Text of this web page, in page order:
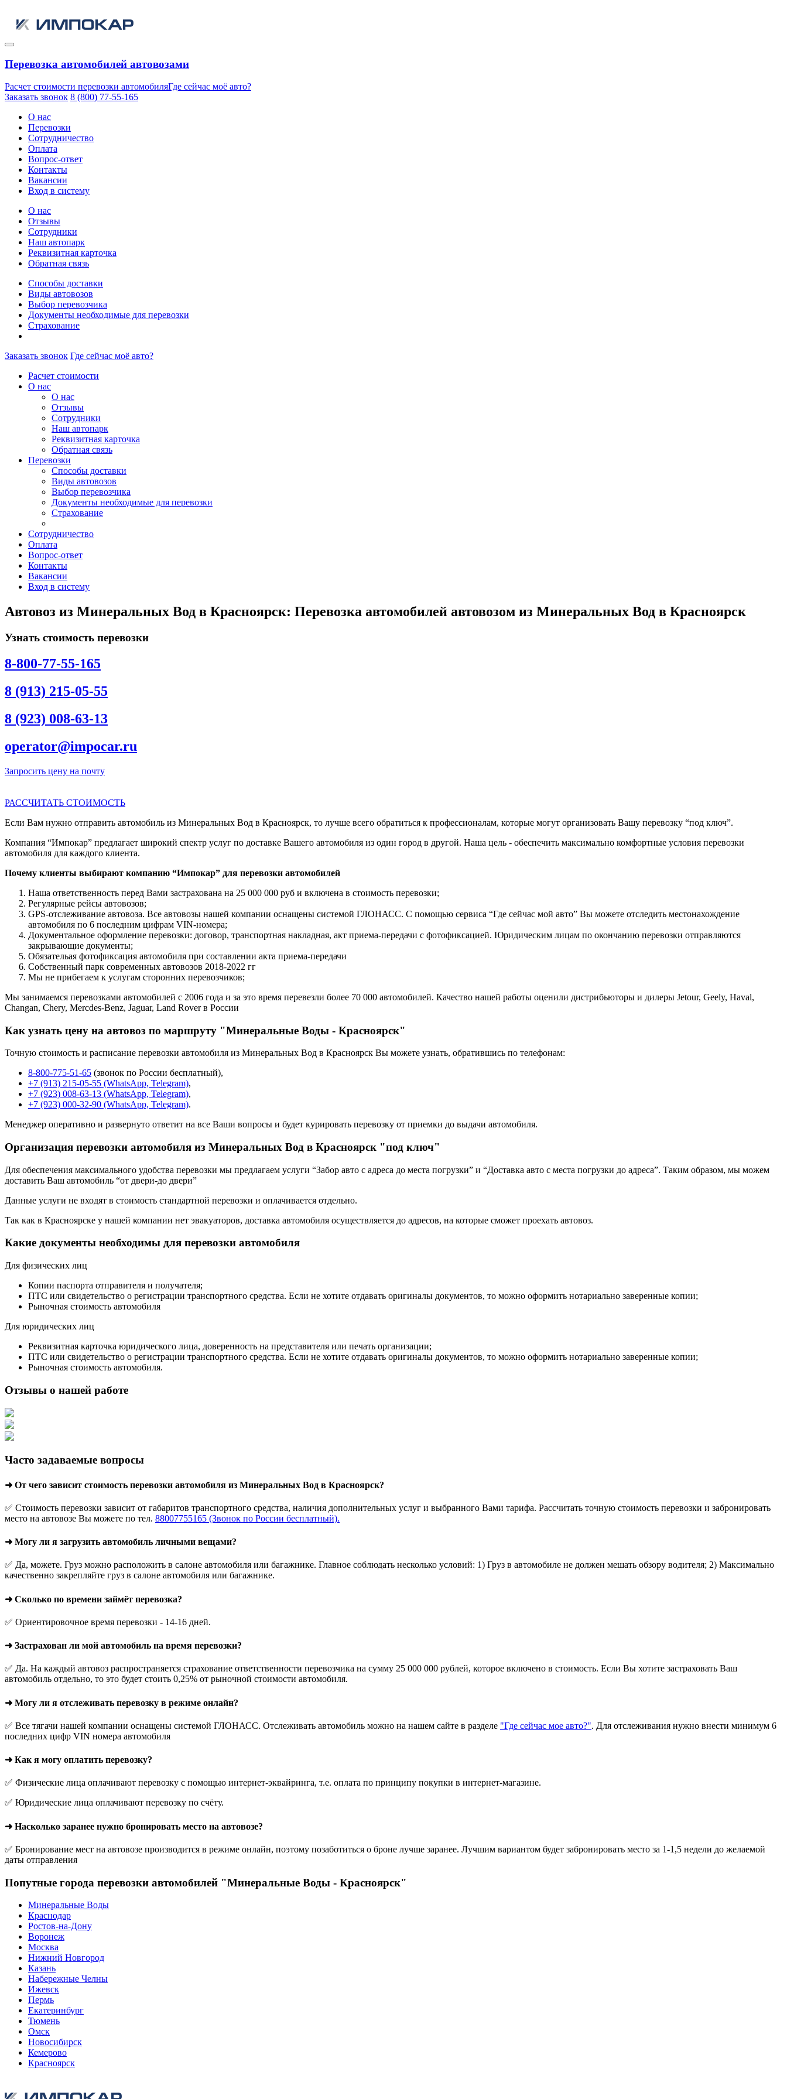
Перевозка автомобилей автовозами
Расчет стоимости перевозки автомобиляГде сейчас моё авто?
Заказать звонок 8 (800) 77-55-165
О нас
Перевозки
Сотрудничество
Оплата
Вопрос-ответ
Контакты
Вакансии
Вход в систему
О нас
Отзывы
Сотрудники
Наш автопарк
Реквизитная карточка
Обратная связь
Способы доставки
Виды автовозов
Выбор перевозчика
Документы необходимые для перевозки
Страхование
Заказать звонок Где сейчас моё авто?
Расчет стоимости
О нас
О нас
Отзывы
Сотрудники
Наш автопарк
Реквизитная карточка
Обратная связь
Перевозки
Способы доставки
Виды автовозов
Выбор перевозчика
Документы необходимые для перевозки
Страхование
Сотрудничество
Оплата
Вопрос-ответ
Контакты
Вакансии
Вход в систему
Автовоз из Минеральных Вод в Красноярск: Перевозка автомобилей автовозом из Минеральных Вод в Красноярск
Узнать стоимость перевозки
8-800-77-55-165
8 (913) 215-05-55
8 (923) 008-63-13
operator@impocar.ru
Запросить цену на почту
РАССЧИТАТЬ СТОИМОСТЬ
Если Вам нужно отправить автомобиль из Минеральных Вод в Красноярск, то лучше всего обратиться к профессионалам, которые могут организовать Вашу перевозку “под ключ”.
Компания “Импокар” предлагает широкий спектр услуг по доставке Вашего автомобиля из один город в другой. Наша цель - обеспечить максимально комфортные условия перевозки
автомобиля для каждого клиента.
Почему клиенты выбирают компанию “Импокар” для перевозки автомобилей
Наша ответственность перед Вами застрахована на 25 000 000 руб и включена в стоимость перевозки;
Регулярные рейсы автовозов;
GPS-отслеживание автовоза. Все автовозы нашей компании оснащены системой ГЛОНАСС. С помощью сервиса “Где сейчас мой авто” Вы можете отследить местонахождение
автомобиля по 6 последним цифрам VIN-номера;
Документальное оформление перевозки: договор, транспортная накладная, акт приема-передачи с фотофиксацией. Юридическим лицам по окончанию перевозки отправляются
закрывающие документы;
Обязательая фотофиксация автомобиля при составлении акта приема-передачи
Собственный парк современных автовозов 2018-2022 гг
Мы не прибегаем к услугам сторонних перевозчиков;
Мы занимаемся перевозками автомобилей с 2006 года и за это время перевезли более 70 000 автомобилей. Качество нашей работы оценили дистрибьюторы и дилеры Jetour, Geely, Haval,
Changan, Chery, Mercdes-Benz, Jaguar, Land Rover в России
Как узнать цену на автовоз по маршруту "Минеральные Воды - Красноярск"
Точную стоимость и расписание перевозки автомобиля из Минеральных Вод в Красноярск Вы можете узнать, обратившись по телефонам:
8-800-775-51-65 (звонок по России бесплатный),
+7 (913) 215-05-55 (WhatsApp, Telegram),
+7 (923) 008-63-13 (WhatsApp, Telegram),
+7 (923) 000-32-90 (WhatsApp, Telegram).
Менеджер оперативно и развернуто ответит на все Ваши вопросы и будет курировать перевозку от приемки до выдачи автомобиля.
Организация перевозки автомобиля из Минеральных Вод в Красноярск "под ключ"
Для обеспечения максимального удобства перевозки мы предлагаем услуги “Забор авто с адреса до места погрузки” и “Доставка авто с места погрузки до адреса”. Таким образом, мы можем
доставить Ваш автомобиль “от двери-до двери”
Данные услуги не входят в стоимость стандартной перевозки и оплачивается отдельно.
Так как в Красноярске у нашей компании нет эвакуаторов, доставка автомобиля осуществляется до адресов, на которые сможет проехать автовоз.
Какие документы необходимы для перевозки автомобиля
Для физических лиц
Копии паспорта отправителя и получателя;
ПТС или свидетельство о регистрации транспортного средства. Если не хотите отдавать оригиналы документов, то можно оформить нотариально заверенные копии;
Рыночная стоимость автомобиля
Для юридических лиц
Реквизитная карточка юридического лица, доверенность на представителя или печать организации;
ПТС или свидетельство о регистрации транспортного средства. Если не хотите отдавать оригиналы документов, то можно оформить нотариально заверенные копии;
Рыночная стоимость автомобиля.
Отзывы о нашей работе
Часто задаваемые вопросы
➜ От чего зависит стоимость перевозки автомобиля из Минеральных Вод в Красноярск?
✅ Стоимость перевозки зависит от габаритов транспортного средства, наличия дополнительных услуг и выбранного Вами тарифа. Рассчитать точную стоимость перевозки и забронировать
место на автовозе Вы можете по тел. 88007755165 (Звонок по России бесплатный).
➜ Могу ли я загрузить автомобиль личными вещами?
✅ Да, можете. Груз можно расположить в салоне автомобиля или багажнике. Главное соблюдать несколько условий: 1) Груз в автомобиле не должен мешать обзору водителя; 2) Максимально
качественно закрепляйте груз в салоне автомобиля или багажнике.
➜ Сколько по времени займёт перевозка?
✅ Ориентировочное время перевозки - 14-16 дней.
➜ Застрахован ли мой автомобиль на время перевозки?
✅ Да. На каждый автовоз распространяется страхование ответственности перевозчика на сумму 25 000 000 рублей, которое включено в стоимость. Если Вы хотите застраховать Ваш
автомобиль отдельно, то это будет стоить 0,25% от рыночной стоимости автомобиля.
➜ Могу ли я отслеживать перевозку в режиме онлайн?
✅ Все тягачи нашей компании оснащены системой ГЛОНАСС. Отслеживать автомобиль можно на нашем сайте в разделе "Где сейчас мое авто?". Для отслеживания нужно внести минимум 6
последних цифр VIN номера автомобиля
➜ Как я могу оплатить перевозку?
✅ Физические лица оплачивают перевозку с помощью интернет-эквайринга, т.е. оплата по принципу покупки в интернет-магазине.
✅ Юридические лица оплачивают перевозку по счёту.
➜ Насколько заранее нужно бронировать место на автовозе?
✅ Бронирование мест на автовозе производится в режиме онлайн, поэтому позаботиться о броне лучше заранее. Лучшим вариантом будет забронировать место за 1-1,5 недели до желаемой
даты отправления
Попутные города перевозки автомобилей "Минеральные Воды - Красноярск"
Минеральные Воды
Краснодар
Ростов-на-Дону
Воронеж
Москва
Нижний Новгород
Казань
Набережные Челны
Ижевск
Пермь
Екатеринбург
Тюмень
Омск
Новосибирск
Кемерово
Красноярск